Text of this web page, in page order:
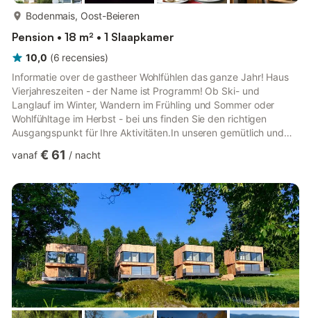
Bodenmais, Oost-Beieren
Pension • 18 m² • 1 Slaapkamer
10,0 (6 recensies)
Informatie over de gastheer Wohlfühlen das ganze Jahr! Haus
Vierjahreszeiten - der Name ist Programm! Ob Ski- und
Langlauf im Winter, Wandern im Frühling und Sommer oder
Wohlfühltage im Herbst - bei uns finden Sie den richtigen
Ausgangspunkt für Ihre Aktivitäten.In unseren gemütlich und
können Sie Ihren Urlaub so richtig genießen. Starten Sie in den
Marmeladen, frischen Semmeln, duftendem Brot und
geschmackvoller Wurst von Bodenmaiser Metzgern. Säfte,
frisches Obst, Quark und Müsli feh...
vanaf € 61 / nacht